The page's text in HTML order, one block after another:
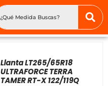
Llanta LT265/65R18
ULTRAFORCE TERRA
TAMER RT-X 122/119Q